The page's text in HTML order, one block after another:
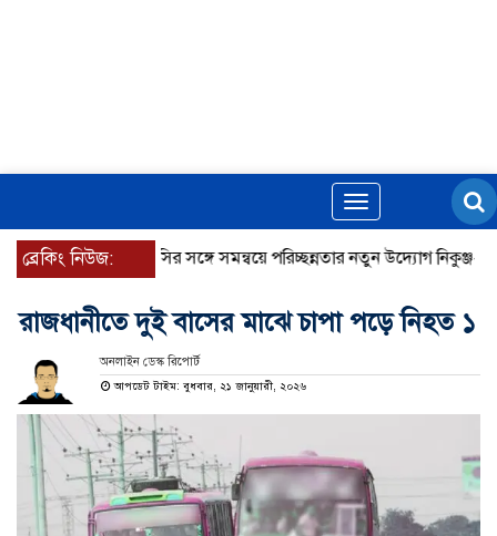
Toggle
navigation
ব্রেকিং নিউজ:ডিএনসিসির সঙ্গে সমন্বয়ে পরিচ্ছন্নতার নতুন উদ্যোগ নিকুঞ্জ-
রাজধানীতে দুই বাসের মাঝে চাপা পড়ে নিহত ১
অনলাইন ডেস্ক রিপোর্ট
আপডেট টাইম: বুধবার, ২১ জানুয়ারী, ২০২৬